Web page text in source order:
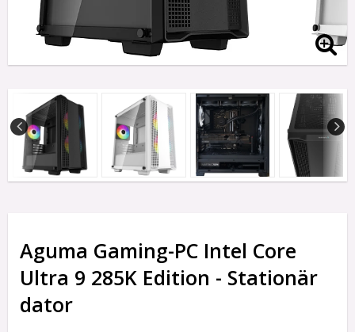
Aguma Gaming-PC Intel Core
Ultra 9 285K Edition - Stationär
dator